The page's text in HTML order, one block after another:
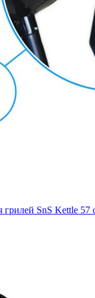
грилей SnS Kettle 57